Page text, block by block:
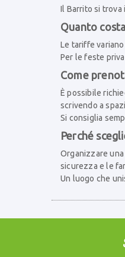
Il Barrito si trova
Quanto
Le tariffe
Per le feste
Come
È possibile
scrivendo a
Si consiglia
Perché
Organizzare
sicurezza e le
Un luogo che